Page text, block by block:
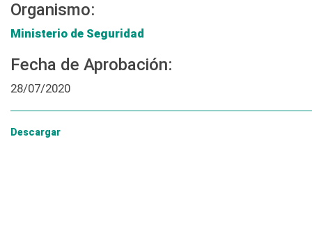
Organismo:
Ministerio de Seguridad
Fecha de Aprobación:
28/07/2020
Descargar